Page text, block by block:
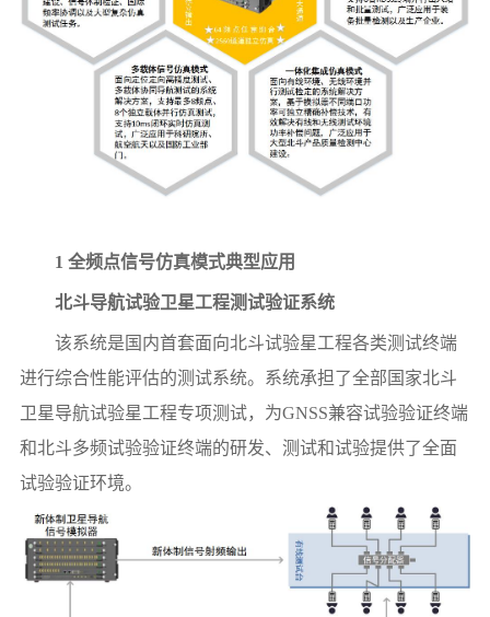
1 全频点信号仿真模式典型应用
北斗导航试验卫星工程测试验证系统
该系统是国内首套面向北斗试验星工程各类测试终端
进行综合性能评估的测试系统。系统承担了全部国家北斗
卫星导航试验星工程专项测试，为GNSS兼容试验验证终端
和北斗多频试验验证终端的研发、测试和试验提供了全面
试验验证环境。